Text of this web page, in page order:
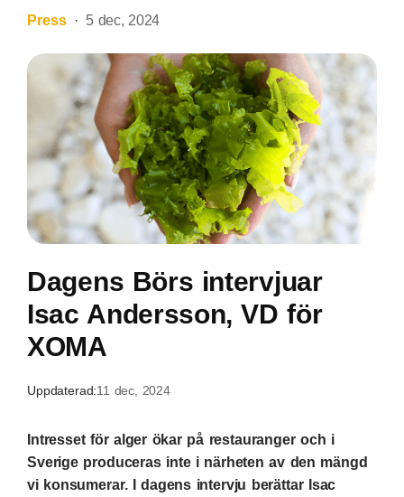
Press 5 dec, 2024
Dagens Börs intervjuar
Isac Andersson, VD för
XOMA
Uppdaterad:11 dec, 2024
Intresset för alger ökar på restauranger och i
Sverige produceras inte i närheten av den mängd
vi konsumerar. I dagens intervju berättar Isac